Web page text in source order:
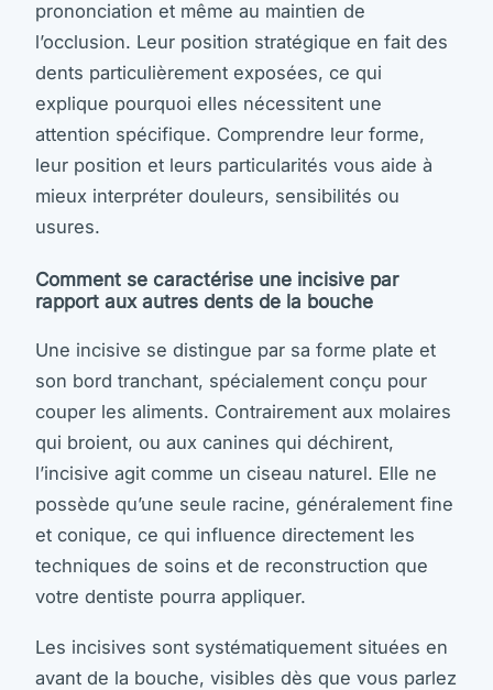
prononciation et même au maintien de
l’occlusion. Leur position stratégique en fait des
dents particulièrement exposées, ce qui
explique pourquoi elles nécessitent une
attention spécifique. Comprendre leur forme,
leur position et leurs particularités vous aide à
mieux interpréter douleurs, sensibilités ou
usures.
Comment se caractérise une incisive par
rapport aux autres dents de la bouche
Une incisive se distingue par sa forme plate et
son bord tranchant, spécialement conçu pour
couper les aliments. Contrairement aux molaires
qui broient, ou aux canines qui déchirent,
l’incisive agit comme un ciseau naturel. Elle ne
possède qu’une seule racine, généralement fine
et conique, ce qui influence directement les
techniques de soins et de reconstruction que
votre dentiste pourra appliquer.
Les incisives sont systématiquement situées en
avant de la bouche, visibles dès que vous parlez